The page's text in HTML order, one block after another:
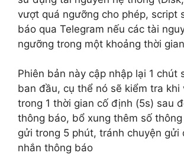
vượt quá ngưỡng cho phép, script
báo qua Telegram nếu các tài
ngưỡng trong một khoảng thời
Phiên bản này cập nhập lại 1 chút
ban đầu, cụ thể nó sẽ kiểm tra khi
trong 1 thời gian cố định (5s) sau
thông báo, bổ xung thêm số
gửi trong 5 phút, tránh chuyện gửi
nhắn thông báo